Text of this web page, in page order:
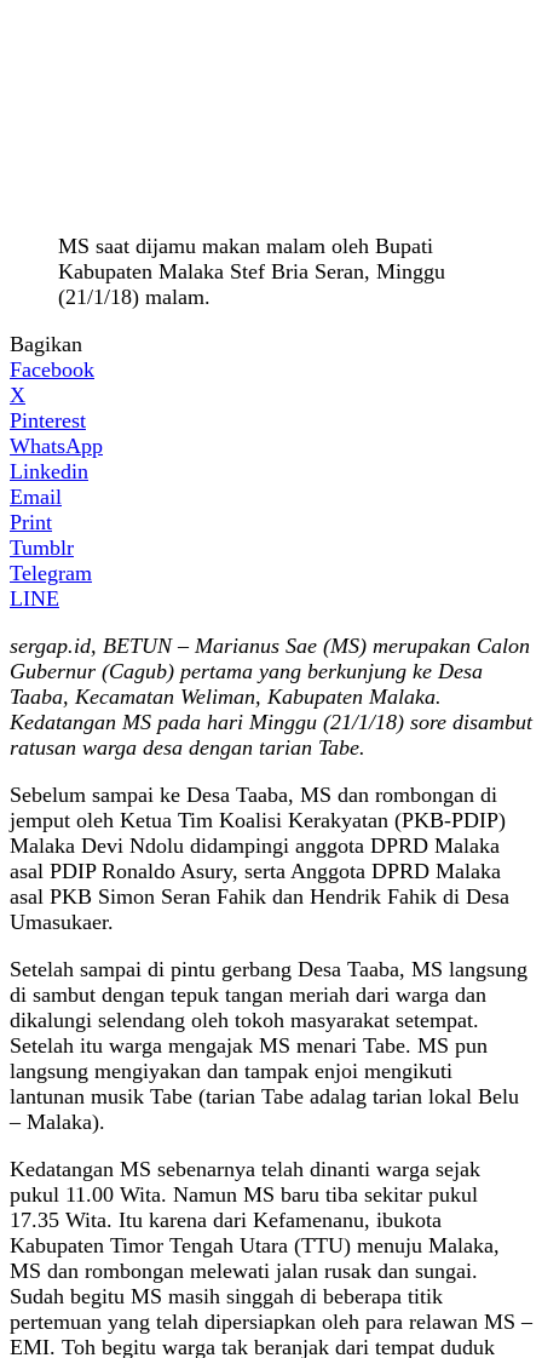
MS saat dijamu makan malam oleh Bupati
Kabupaten Malaka Stef Bria Seran, Minggu
(21/1/18) malam.
Bagikan
Facebook
X
Pinterest
WhatsApp
Linkedin
Email
Print
Tumblr
Telegram
LINE
sergap.id, BETUN – Marianus Sae (MS) merupakan Calon
Gubernur (Cagub) pertama yang berkunjung ke Desa
Taaba, Kecamatan Weliman, Kabupaten Malaka.
Kedatangan MS pada hari Minggu (21/1/18) sore disambut
ratusan warga desa dengan tarian Tabe.
Sebelum sampai ke Desa Taaba, MS dan rombongan di
jemput oleh Ketua Tim Koalisi Kerakyatan (PKB-PDIP)
Malaka Devi Ndolu didampingi anggota DPRD Malaka
asal PDIP Ronaldo Asury, serta Anggota DPRD Malaka
asal PKB Simon Seran Fahik dan Hendrik Fahik di Desa
Umasukaer.
Setelah sampai di pintu gerbang Desa Taaba, MS langsung
di sambut dengan tepuk tangan meriah dari warga dan
dikalungi selendang oleh tokoh masyarakat setempat.
Setelah itu warga mengajak MS menari Tabe. MS pun
langsung mengiyakan dan tampak enjoi mengikuti
lantunan musik Tabe (tarian Tabe adalag tarian lokal Belu
– Malaka).
Kedatangan MS sebenarnya telah dinanti warga sejak
pukul 11.00 Wita. Namun MS baru tiba sekitar pukul
17.35 Wita. Itu karena dari Kefamenanu, ibukota
Kabupaten Timor Tengah Utara (TTU) menuju Malaka,
MS dan rombongan melewati jalan rusak dan sungai.
Sudah begitu MS masih singgah di beberapa titik
pertemuan yang telah dipersiapkan oleh para relawan MS –
EMI. Toh begitu warga tak beranjak dari tempat duduk